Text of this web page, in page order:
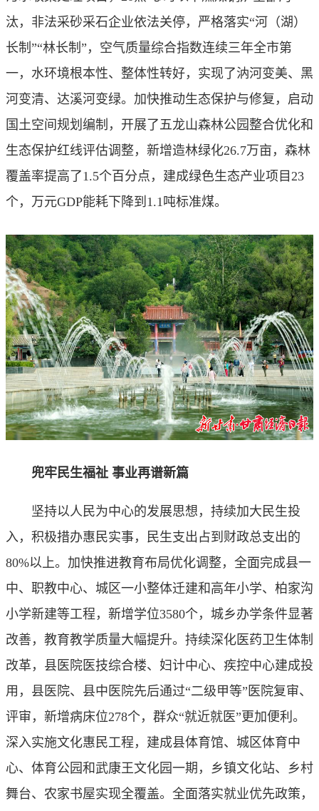
汰，非法采砂采石企业依法关停，严格落实“河（湖）
长制”“林长制”，空气质量综合指数连续三年全市第
一，水环境根本性、整体性转好，实现了汭河变美、黑
河变清、达溪河变绿。加快推动生态保护与修复，启动
国土空间规划编制，开展了五龙山森林公园整合优化和
生态保护红线评估调整，新增造林绿化26.7万亩，森林
覆盖率提高了1.5个百分点，建成绿色生态产业项目23
个，万元GDP能耗下降到1.1吨标准煤。
兜牢民生福祉 事业再谱新篇
坚持以人民为中心的发展思想，持续加大民生投
入，积极措办惠民实事，民生支出占到财政总支出的
80%以上。加快推进教育布局优化调整，全面完成县一
中、职教中心、城区一小整体迁建和高年小学、柏家沟
小学新建等工程，新增学位3580个，城乡办学条件显著
改善，教育教学质量大幅提升。持续深化医药卫生体制
改革，县医院医技综合楼、妇计中心、疾控中心建成投
用，县医院、县中医院先后通过“二级甲等”医院复审、
评审，新增病床位278个，群众“就近就医”更加便利。
深入实施文化惠民工程，建成县体育馆、城区体育中
心、体育公园和武康王文化园一期，乡镇文化站、乡村
舞台、农家书屋实现全覆盖。全面落实就业优先政策，